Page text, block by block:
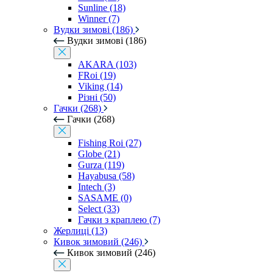
Sunline (18)
Winner (7)
Вудки зимові (186)
Вудки зимові (186)
AKARA (103)
FRoi (19)
Viking (14)
Різні (50)
Гачки (268)
Гачки (268)
Fishing Roi (27)
Globe (21)
Gurza (119)
Hayabusa (58)
Intech (3)
SASAME (0)
Select (33)
Гачки з краплею (7)
Жерлиці (13)
Кивок зимовий (246)
Кивок зимовий (246)